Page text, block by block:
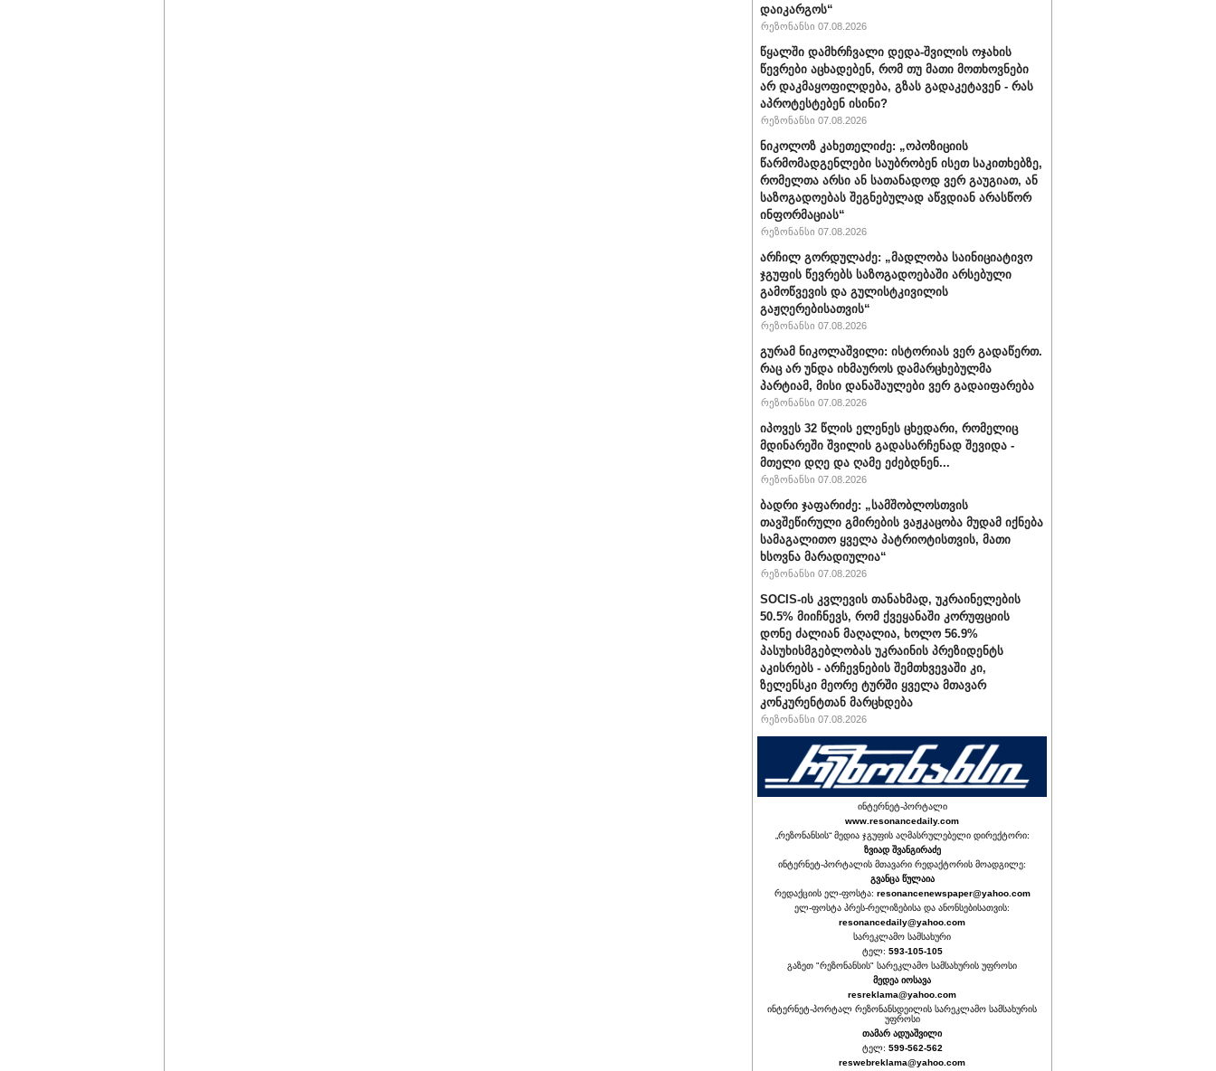
დაიკარგოს“
რეზონანსი 07.08.2026
წყალში დამხრჩვალი დედა-შვილის ოჯახის
წევრები აცხადებენ, რომ თუ მათი მოთხოვნები
არ დაკმაყოფილდება, გზას გადაკეტავენ - რას
აპროტესტებენ ისინი?
რეზონანსი 07.08.2026
ნიკოლოზ კახეთელიძე: „ოპოზიციის
წარმომადგენლები საუბრობენ ისეთ საკითხებზე,
რომელთა არსი ან სათანადოდ ვერ გაუგიათ, ან
საზოგადოებას შეგნებულად აწვდიან არასწორ
ინფორმაციას“
რეზონანსი 07.08.2026
არჩილ გორდულაძე: „მადლობა საინიციატივო
ჯგუფის წევრებს საზოგადოებაში არსებული
გამოწვევის და გულისტკივილის
გაჟღერებისათვის“
რეზონანსი 07.08.2026
გურამ ნიკოლაშვილი: ისტორიას ვერ გადაწერთ.
რაც არ უნდა იხმაუროს დამარცხებულმა
პარტიამ, მისი დანაშაულები ვერ გადაიფარება
რეზონანსი 07.08.2026
იპოვეს 32 წლის ელენეს ცხედარი, რომელიც
მდინარეში შვილის გადასარჩენად შევიდა -
მთელი დღე და ღამე ეძებდნენ...
რეზონანსი 07.08.2026
ბადრი ჯაფარიძე: „სამშობლოსთვის
თავშეწირული გმირების ვაჟკაცობა მუდამ იქნება
სამაგალითო ყველა პატრიოტისთვის, მათი
ხსოვნა მარადიულია“
რეზონანსი 07.08.2026
SOCIS-ის კვლევის თანახმად, უკრაინელების
50.5% მიიჩნევს, რომ ქვეყანაში კორუფციის
დონე ძალიან მაღალია, ხოლო 56.9%
პასუხისმგებლობას უკრაინის პრეზიდენტს
აკისრებს - არჩევნების შემთხვევაში კი,
ზელენსკი მეორე ტურში ყველა მთავარ
კონკურენტთან მარცხდება
რეზონანსი 07.08.2026
ინტერნეტ-პორტალი
www.resonancedaily.com
„რეზონანსის“ მედია ჯგუფის აღმასრულებელი დირექტორი:
ზვიად შვანგირაძე
ინტერნეტ-პორტალის მთავარი რედაქტორის მოადგილე:
გვანცა წულაია
რედაქციის ელ-ფოსტა: resonancenewspaper@yahoo.com
ელ-ფოსტა პრეს-რელიზებისა და ანონსებისათვის:
resonancedaily@yahoo.com
სარეკლამო სამსახური
ტელ: 593-105-105
გაზეთ "რეზონანსის" სარეკლამო სამსახურის უფროსი
მედეა იოსავა
resreklama@yahoo.com
ინტერნეტ-პორტალ რეზონანსდეილის სარეკლამო სამსახურის
უფროსი
თამარ ადუაშვილი
ტელ: 599-562-562
reswebreklama@yahoo.com